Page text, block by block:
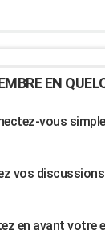
EN
vous
vos
en avant votre